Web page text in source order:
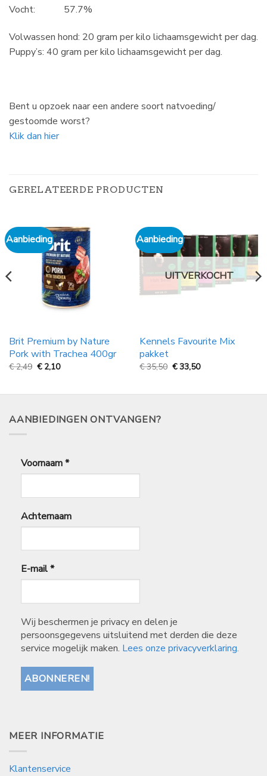
Vocht: 57.7%
Volwassen hond: 20 gram per kilo lichaamsgewicht per dag.
Puppy’s: 40 gram per kilo lichaamsgewicht per dag.
Bent u opzoek naar een andere soort natvoeding/
gestoomde worst?
Klik dan hier
GERELATEERDE PRODUCTEN
Aanbieding
Brit Premium by Nature
Pork with Trachea 400gr
€2,49 Oorspronkelijke
prijs
2,49.
€ 2,10Huidige
2,10.
Aanbieding
UITVERKOCHT
Kennels Favourite Mix
pakket
€35,50 Oorspronkelijke
35,50.
€33,50Huidige
33,50.
AANBIEDINGEN ONTVANGEN?
Voornaam*
Achternaam
E-mail*
Wij beschermen je privacy en delen je
persoonsgegevens uitsluitend met derden die deze
service mogelijk maken. Lees onze privacyverklaring.
MEER INFORMATIE
Klantenservice